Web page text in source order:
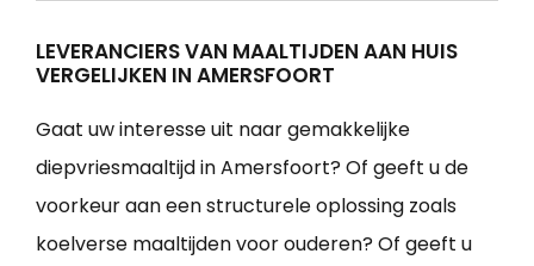
LEVERANCIERS VAN MAALTIJDEN AAN HUIS
VERGELIJKEN IN AMERSFOORT
Gaat uw interesse uit naar gemakkelijke
diepvriesmaaltijd in Amersfoort? Of geeft u de
voorkeur aan een structurele oplossing zoals
koelverse maaltijden voor ouderen? Of geeft u